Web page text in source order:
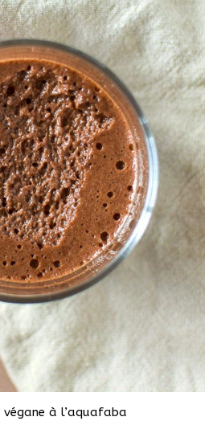
végane à l’aquafaba